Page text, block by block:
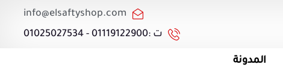
info@elsaftyshop.com
ت :01119122900 - 01025027534
المدونة